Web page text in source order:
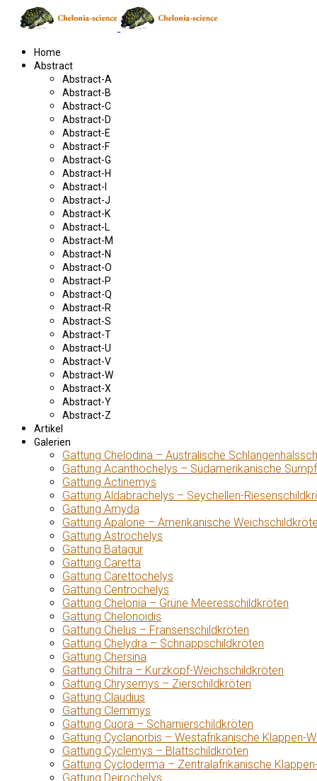
Home
Abstract
Abstract-A
Abstract-B
Abstract-C
Abstract-D
Abstract-E
Abstract-F
Abstract-G
Abstract-H
Abstract-I
Abstract-J
Abstract-K
Abstract-L
Abstract-M
Abstract-N
Abstract-O
Abstract-P
Abstract-Q
Abstract-R
Abstract-S
Abstract-T
Abstract-U
Abstract-V
Abstract-W
Abstract-X
Abstract-Y
Abstract-Z
Artikel
Galerien
Gattung Chelodina – Australische
Gattung Acanthochelys – Südamerikanische
Gattung Actinemys
Gattung Aldabrachelys – Seychellen-
Gattung Amyda
Gattung Apalone – Amerikanische
Gattung Astrochelys
Gattung Batagur
Gattung Caretta
Gattung Carettochelys
Gattung Centrochelys
Gattung Chelonia – Grüne Meeresschildkröten
Gattung Chelonoidis
Gattung Chelus – Fransenschildkröten
Gattung Chelydra – Schnappschildkröten
Gattung Chersina
Gattung Chitra – Kurzkopf-Weichschildkröten
Gattung Chrysemys – Zierschildkröten
Gattung Claudius
Gattung Clemmys
Gattung Cuora – Scharnierschildkröten
Gattung Cyclanorbis – Westafrikanische Klappen-
Gattung Cyclemys – Blattschildkröten
Gattung Cycloderma – Zentralafrikanische
Gattung Deirochelys